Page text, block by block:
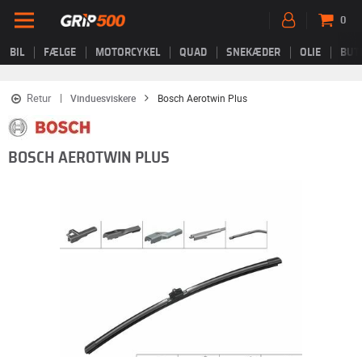
BIL FÆLGE MOTORCYKEL QUAD SNEKÆDER OLIE
0
Retur Vinduesviskere Bosch Aerotwin Plus
BOSCH AEROTWIN PLUS